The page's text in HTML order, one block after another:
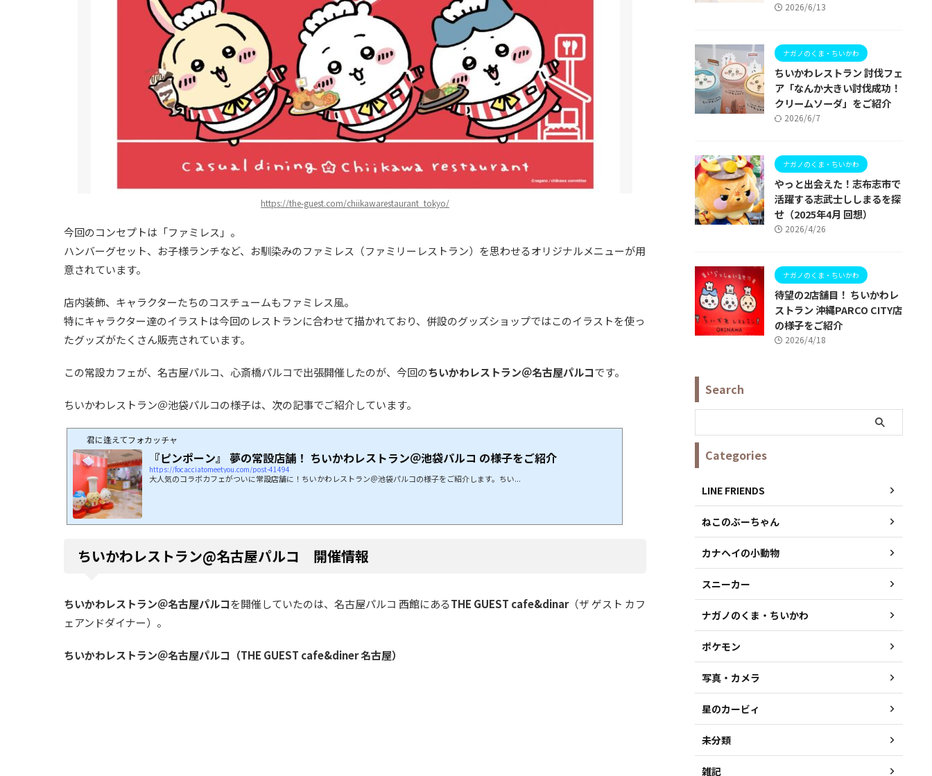
https://the-guest.com/chiikawarestaurant_tokyo/
今回のコンセプトは「ファミレス」。
ハンバーグセット、お子様ランチなど、お馴染みのファミレス（ファミリーレストラン）を思わせるオリジナルメニューが用
意されています。
店内装飾、キャラクターたちのコスチュームもファミレス風。
特にキャラクター達のイラストは今回のレストランに合わせて描かれており、併設のグッズショップではこのイラストを使っ
たグッズがたくさん販売されています。
この常設カフェが、名古屋パルコ、心斎橋パルコで出張開催したのが、今回のちいかわレストラン＠名古屋パルコです。
ちいかわレストラン＠池袋パルコの様子は、次の記事でご紹介しています。
君に逢えてフォカッチャ
『ピンポーン』 夢の常設店舗！ ちいかわレストラン＠池袋パルコ の様子をご紹介
https://focacciatomeetyou.com/post-41494
大人気のコラボカフェがついに常設店舗に！ちいかわレストラン＠池袋パルコの様子をご紹介します。ちい...
ちいかわレストラン@名古屋パルコ 開催情報
ちいかわレストラン＠名古屋パルコを開催していたのは、名古屋パルコ 西館にあるTHE GUEST cafe&dinar（ザ ゲスト カフ
ェアンドダイナー）。
ちいかわレストラン＠名古屋パルコ（THE GUEST cafe&diner 名古屋）
2026/6/13
ナガノのくま・ちいかわ
ちいかわレストラン 討伐フェ
ア「なんか大きい討伐成功！
クリームソーダ」をご紹介
2026/6/7
ナガノのくま・ちいかわ
やっと出会えた！志布志市で
活躍する志武士ししまるを探
せ（2025年4月 回想）
2026/4/26
ナガノのくま・ちいかわ
待望の2店舗目！ ちいかわレ
ストラン 沖縄PARCO CITY店
の様子をご紹介
2026/4/18
Search
Categories
LINE FRIENDS
ねこのぶーちゃん
カナヘイの小動物
スニーカー
ナガノのくま・ちいかわ
ポケモン
写真・カメラ
星のカービィ
未分類
雑記